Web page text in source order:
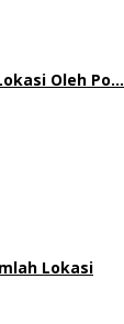
Oleh Po…
Lokasi